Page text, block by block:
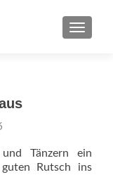
Tänzern ein
Rutsch ins